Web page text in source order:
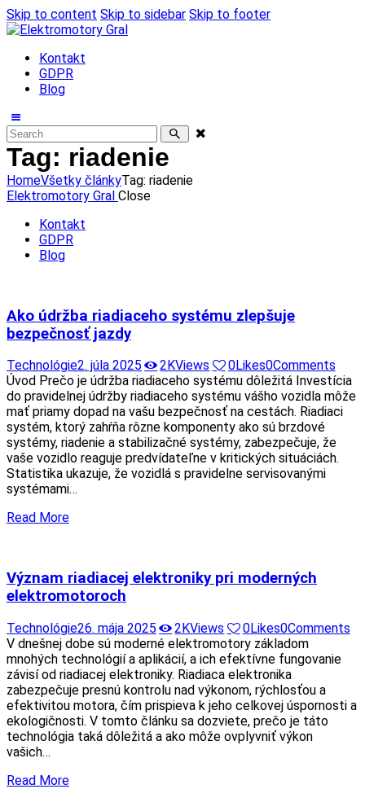
Skip to content Skip to sidebar Skip to footer
Kontakt
GDPR
Blog
Tag: riadenie
HomeVšetky článkyTag: riadenie
Elektromotory Gral Close
Kontakt
GDPR
Blog
Ako údržba riadiaceho systému zlepšuje
bezpečnosť jazdy
Technológie2. júla 2025 2KViews 0Likes0Comments
Úvod Prečo je údržba riadiaceho systému dôležitá Investícia
do pravidelnej údržby riadiaceho systému vášho vozidla môže
mať priamy dopad na vašu bezpečnosť na cestách. Riadiaci
systém, ktorý zahŕňa rôzne komponenty ako sú brzdové
systémy, riadenie a stabilizačné systémy, zabezpečuje, že
vaše vozidlo reaguje predvídateľne v kritických situáciách.
Statistika ukazuje, že vozidlá s pravidelne servisovanými
systémami…
Read More
Význam riadiacej elektroniky pri moderných
elektromotoroch
Technológie26. mája 2025 2KViews 0Likes0Comments
V dnešnej dobe sú moderné elektromotory základom
mnohých technológií a aplikácií, a ich efektívne fungovanie
závisí od riadiacej elektroniky. Riadiaca elektronika
zabezpečuje presnú kontrolu nad výkonom, rýchlosťou a
efektivitou motora, čím prispieva k jeho celkovej úspornosti a
ekologičnosti. V tomto článku sa dozviete, prečo je táto
technológia taká dôležitá a ako môže ovplyvniť výkon
vašich…
Read More